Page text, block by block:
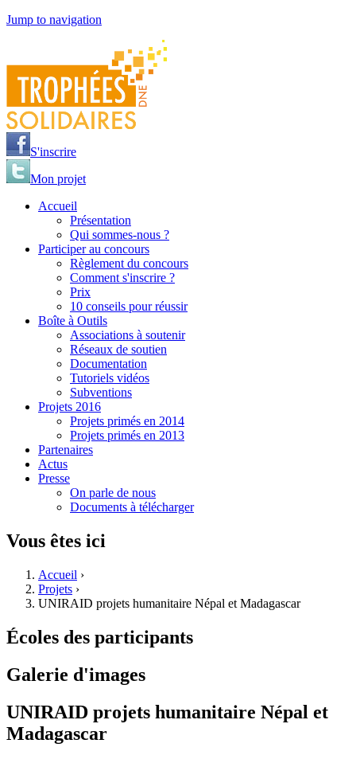
Jump to navigation
S'inscrire
Mon projet
Accueil
Présentation
Qui sommes-nous ?
Participer au concours
Règlement du concours
Comment s'inscrire ?
Prix
10 conseils pour réussir
Boîte à Outils
Associations à soutenir
Réseaux de soutien
Documentation
Tutoriels vidéos
Subventions
Projets 2016
Projets primés en 2014
Projets primés en 2013
Partenaires
Actus
Presse
On parle de nous
Documents à télécharger
Vous êtes ici
Accueil ›
Projets ›
UNIRAID projets humanitaire Népal et Madagascar
Écoles des participants
Galerie d'images
UNIRAID projets humanitaire Népal et
Madagascar